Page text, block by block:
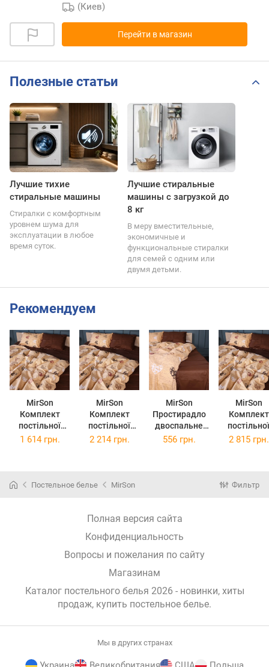
(Киев)
Перейти в магазин
Полезные статьи
Лучшие тихие
стиральные машины
Стиралки с комфортным
уровнем шума для
эксплуатации в любое
время суток.
Лучшие стиральные
машины с загрузкой до
8 кг
В меру вместительные,
экономичные и
функциональные стиралки
для семей с одним или
двумя детьми.
Рекомендуем
MirSon
Комплект
постільної
білизни
Toffee Hearts
MirSon
Комплект
постільної
білизни King
Бязь
MirSon
Простирадло
двоспальне
180x220 см 17-
MirSon
Комплект
постільної
білизни
Hearts
1 614 грн. 2 214 грн. 556 грн. 2 815 грн.
Постельное белье MirSon Фильтр
Полная версия сайта
Конфиденциальность
Вопросы и пожелания по сайту
Магазинам
Каталог постельного белья 2026 - новинки, хиты
продаж, купить постельное белье.
Мы в других странах